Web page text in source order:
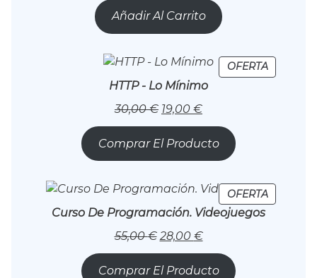
Original
Era:
Actual
Es:
Añadir Al Carrito
OFERTA
EN
HTTP - Lo Mínimo
30,00€ El
Precio
Original
Era:
19,00 €El
Precio
Actual
Es:
Comprar El Producto
OFERTA
EN
Curso De Programación. Videojuegos
55,00€ El
Precio
Original
28,00 €El
Precio
Actual
Comprar El Producto